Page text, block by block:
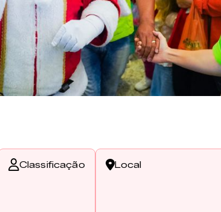
Classificação Local